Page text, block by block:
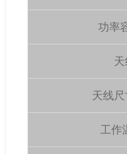
功率
天
天线尺
工作